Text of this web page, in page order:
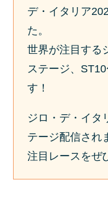
デ・イタリア
た。
世界が注目する
ステージ、
す！
ジロ・デ・イタ
テージ配信され
注目レースをぜ